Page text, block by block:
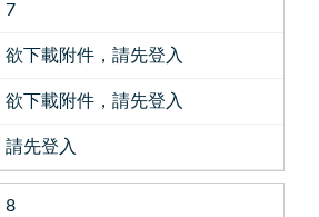
7
欲下載附件，請先登入
欲下載附件，請先登入
請先登入
8